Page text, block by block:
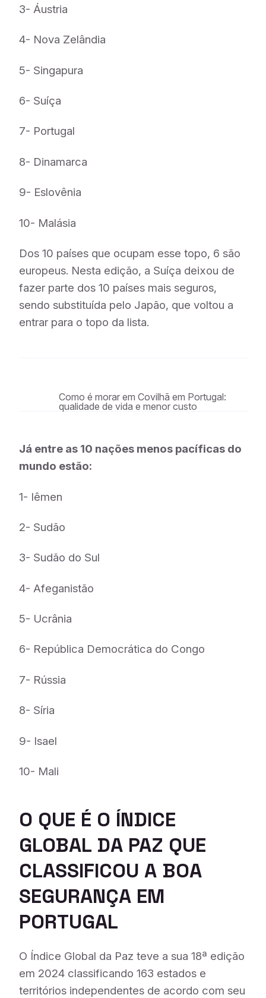
3- Áustria
4- Nova Zelândia
5- Singapura
6- Suíça
7- Portugal
8- Dinamarca
9- Eslovênia
10- Malásia
Dos 10 países que ocupam esse topo, 6 são
europeus. Nesta edição, a Suíça deixou de
fazer parte dos 10 países mais seguros,
sendo substituída pelo Japão, que voltou a
entrar para o topo da lista.
Como é morar em Covilhã em Portugal:
qualidade de vida e menor custo
Já entre as 10 nações menos pacíficas do
mundo estão:
1- Iêmen
2- Sudão
3- Sudão do Sul
4- Afeganistão
5- Ucrânia
6- República Democrática do Congo
7- Rússia
8- Síria
9- Isael
10- Mali
O QUE É O ÍNDICE
GLOBAL DA PAZ QUE
CLASSIFICOU A BOA
SEGURANÇA EM
PORTUGAL
O Índice Global da Paz teve a sua 18ª edição
em 2024 classificando 163 estados e
territórios independentes de acordo com seu